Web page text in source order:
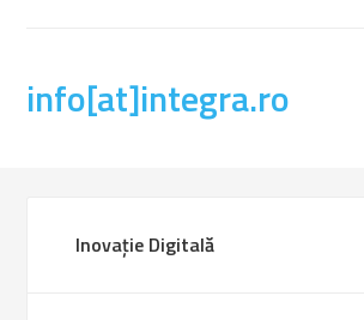
info[at]integra.ro
Inovație Digitală